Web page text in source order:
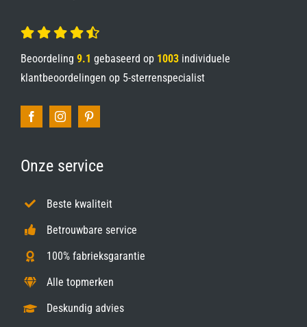
Beoordeling 9.1 gebaseerd op 1003individuele
klantbeoordelingen op 5-sterrenspecialist
Onze service
Beste kwaliteit
Betrouwbare service
100% fabrieksgarantie
Alle topmerken
Deskundig advies